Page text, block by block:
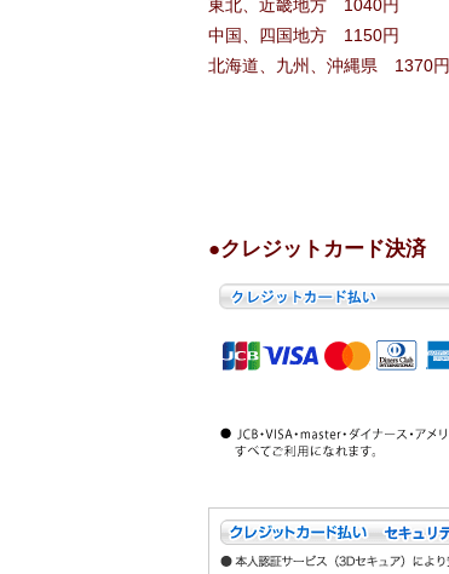
東北、近畿地方 1040円
中国、四国地方 1150円
北海道、九州、沖縄県 1370円
●クレジットカード決済